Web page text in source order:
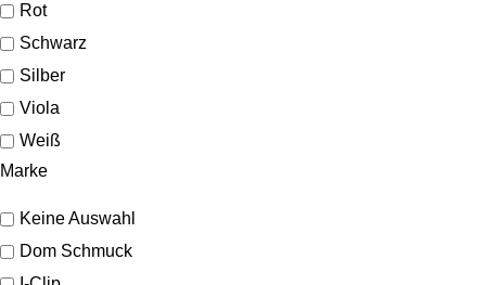
Rot
Schwarz
Silber
Viola
Weiß
Marke
Keine Auswahl
Dom Schmuck